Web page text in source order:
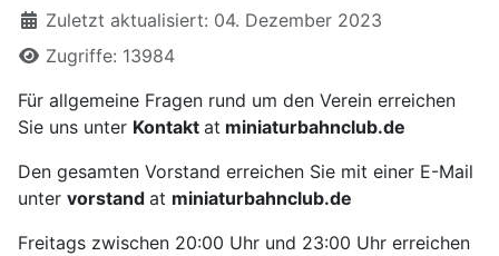
DetailsZuletzt aktualisiert: 04. Dezember 2023
Zugriffe: 13984
Für allgemeine Fragen rund um den Verein erreichen
Sie uns unter Kontakt at miniaturbahnclub.de
Den gesamten Vorstand erreichen Sie mit einer E-Mail
unter vorstand at miniaturbahnclub.de
Freitags zwischen 20:00 Uhr und 23:00 Uhr erreichen